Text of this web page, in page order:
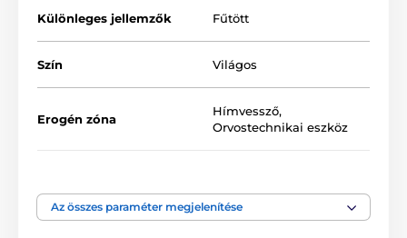
A termék a következő kategóriákba sorolt
Stimuláló óvszerek Nagy csomag óvszer
Különleges jellemzők Fűtött
Szín Világos
Erogén zóna
Hímvessző,
Orvostechnikai eszköz
Anyag Latex
Az összes paraméter megjelenítése